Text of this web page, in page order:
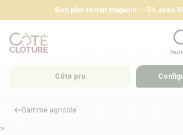
Bon plan retrait magasin : –5% avec
Côté pro
Gamme agricole
>